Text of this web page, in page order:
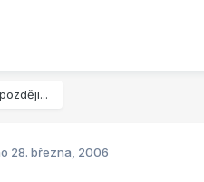
28. března, 2006